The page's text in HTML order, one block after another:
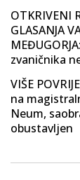
OTKRIVENI
GLASANJA
zvaničnika
VIŠE
na
Neum,
obustavljen